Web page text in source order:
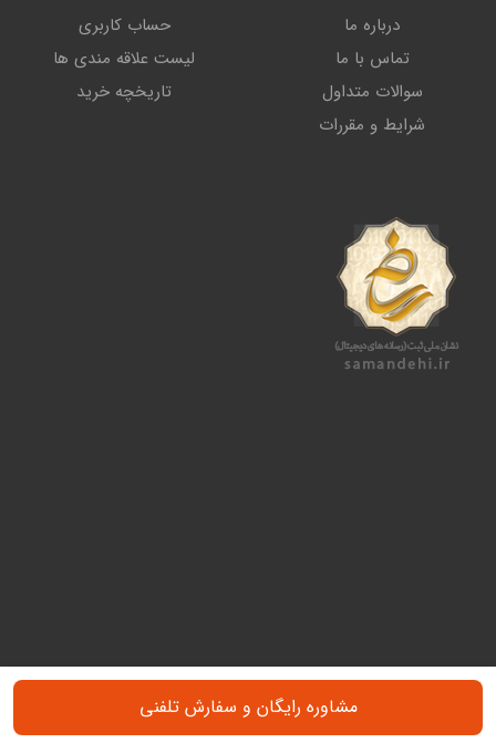
درباره ما
تماس با ما
سوالات متداول
شرایط و مقررات
حساب کاربری
لیست علاقه مندی ها
تاریخچه خرید
مشاوره رایگان و سفارش تلفنی
طراحی و سئو سایت